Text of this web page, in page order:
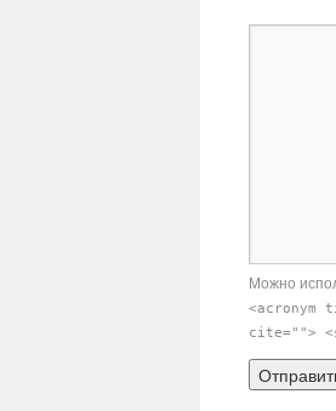
Можно
<acronym
cite="">